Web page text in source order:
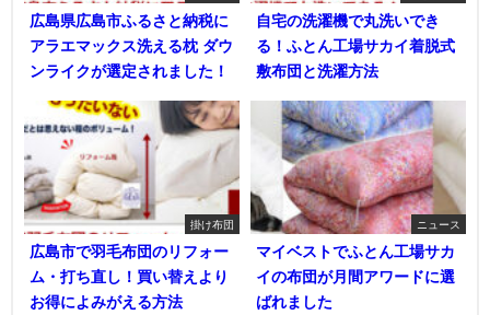
広島県広島市ふるさと納税に
アラエマックス洗える枕 ダウ
ンライクが選定されました！
自宅の洗濯機で丸洗いでき
る！ふとん工場サカイ着脱式
敷布団と洗濯方法
掛け布団
広島市で羽毛布団のリフォー
ム・打ち直し！買い替えより
お得によみがえる方法
ニュース
マイベストでふとん工場サカ
イの布団が月間アワードに選
ばれました